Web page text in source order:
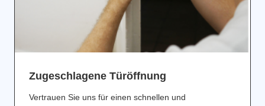
Zugeschlagene Türöffnung
Vertrauen Sie uns für einen schnellen und